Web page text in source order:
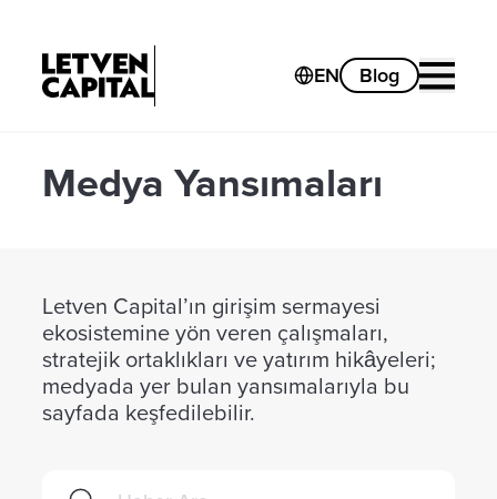
EN Blog
Medya Yansımaları
Letven Capital’ın girişim sermayesi
ekosistemine yön veren çalışmaları,
stratejik ortaklıkları ve yatırım hikâyeleri;
medyada yer bulan yansımalarıyla bu
sayfada keşfedilebilir.